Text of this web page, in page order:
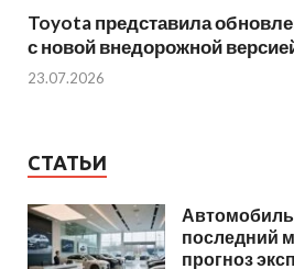
Toyota представила
с новой внедорожной
23.07.2026
СТАТЬИ
последний
прогноз